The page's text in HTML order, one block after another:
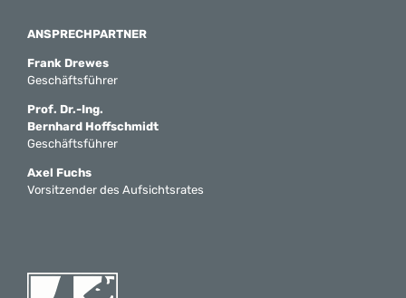
ANSPRECHPARTNER
Frank Drewes
Geschäftsführer
Prof. Dr.-Ing.
Bernhard Hoffschmidt
Geschäftsführer
Axel Fuchs
Vorsitzender des Aufsichtsrates